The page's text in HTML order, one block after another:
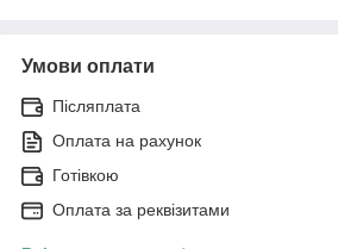
Умови оплати
Післяплата
Оплата на рахунок
Готівкою
Оплата за реквізитами